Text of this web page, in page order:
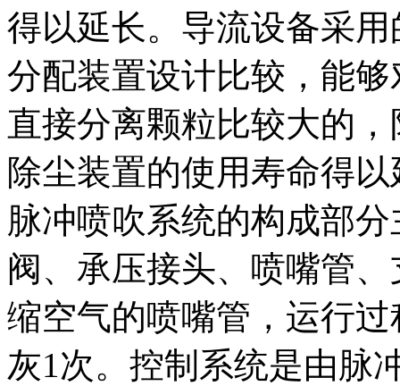
得以延长。导流设备采
分配装置设计比较，能
直接分离颗粒比较大的
除尘装置的使用寿命得
脉冲喷吹系统的构成部
阀、承压接头、喷嘴管
缩空气的喷嘴管，运行
灰1次。控制系统是由脉